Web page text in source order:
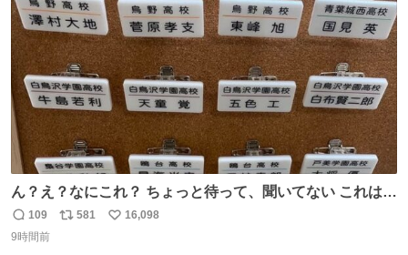
数
ん？え？なにこれ？ ちょっと待って、聞いてない これは販
売されているのもですか？
返
信
109
リ
581
い
16,098
9時間前